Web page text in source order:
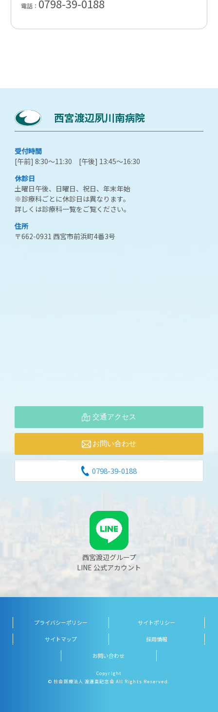
電話： 0798-39-0188
受付時間
[午前] 8:30～11:30 [午後] 13:45～16:30
休診日
土曜日午後、日曜日、祝日、年末年始
※診療科ごとに休診日は異なります。
詳しくは診療科一覧をご覧ください。
住所
〒662-0931 西宮市前浜町4番3号
交通アクセス
お問い合わせ
0798-39-0188
西宮渡辺グループ
LINE 公式アカウント
プライバシーポリシー サイトポリシー
サイトマップ 採用情報
お問い合わせ
Copyright
© 社会医療法人 渡邊高記念会 All Rights Reserved.